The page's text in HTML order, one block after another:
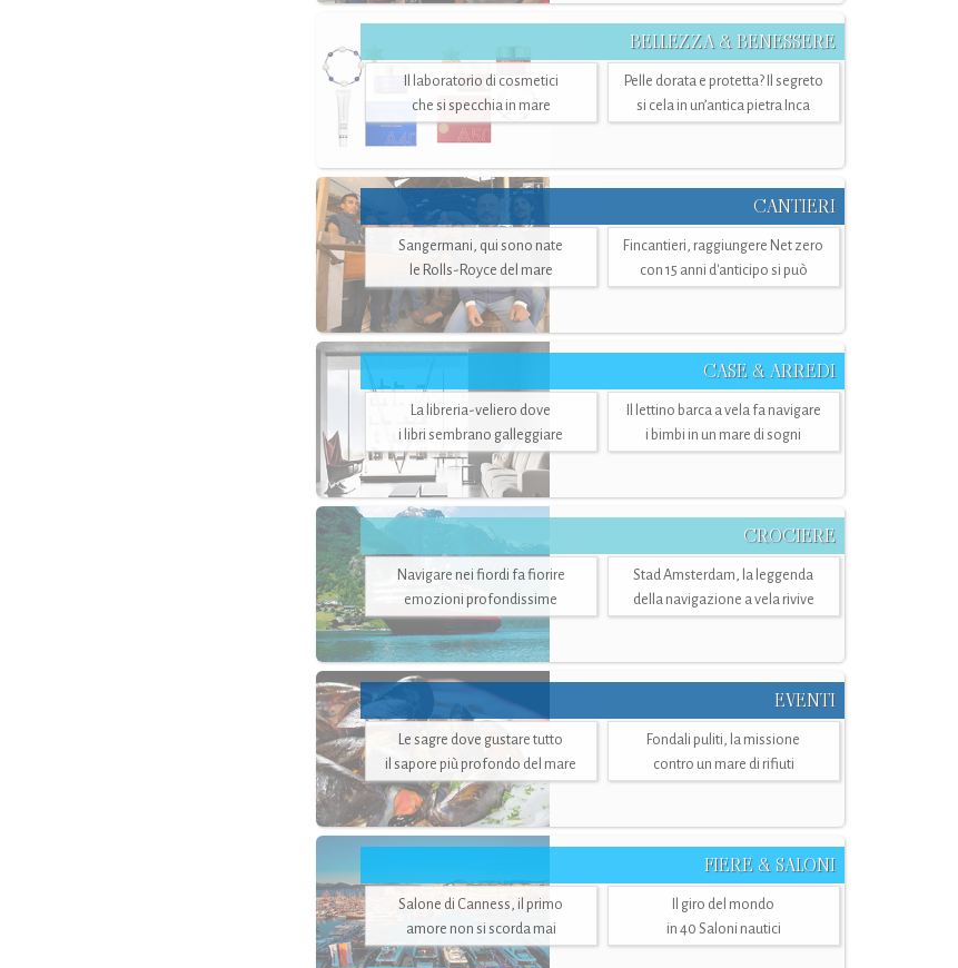
BELLEZZA & BENESSERE
Il laboratorio di cosmetici
che si specchia in mare
Pelle dorata e protetta? Il segreto
si cela in un’antica pietra Inca
CANTIERI
Sangermani, qui sono nate
le Rolls-Royce del mare
Fincantieri, raggiungere Net zero
con 15 anni d'anticipo si può
CASE & ARREDI
La libreria-veliero dove
i libri sembrano galleggiare
Il lettino barca a vela fa navigare
i bimbi in un mare di sogni
CROCIERE
Navigare nei fiordi fa fiorire
emozioni profondissime
Stad Amsterdam, la leggenda
della navigazione a vela rivive
EVENTI
Le sagre dove gustare tutto
il sapore più profondo del mare
Fondali puliti, la missione
contro un mare di rifiuti
FIERE & SALONI
Salone di Canness, il primo
amore non si scorda mai
Il giro del mondo
in 40 Saloni nautici